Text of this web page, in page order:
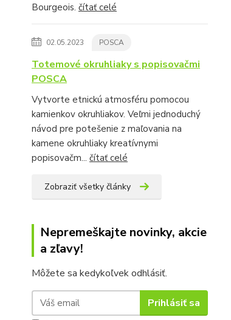
Bourgeois. čítať celé
02.05.2023 POSCA
Totemové okruhliaky s popisovačmi
POSCA
Vytvorte etnickú atmosféru pomocou
kamienkov okruhliakov. Veľmi jednoduchý
návod pre potešenie z maľovania na
kamene okruhliaky kreatívnymi
popisovačm... čítať celé
Zobraziť všetky články
Nepremeškajte novinky, akcie
a zľavy!
Môžete sa kedykoľvek odhlásiť.
Prihlásiť sa